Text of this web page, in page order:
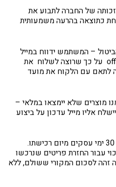
של החברה לתבוע את
כתוצאה בהרעה משמעותית
– המשתמש ידווח במייל
המצורף office@mhabragim.co.il על כך שרוצה לשלוח את
לתאם עם הלקוח את מועד
מוצרים שלא יימצאו במלאי –
אליו מייל עדכון על ביצוע
7. ניתן להחזיר פריט בהנחה עד 30 ימי עסקים מיום רכישתו.
עבור החזרת פריטים שנרכשו
זהה לסכום המקורי ששולם, ללא